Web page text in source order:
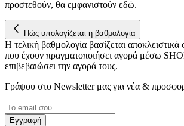
προστεθούν, θα εμφανιστούν εδώ.
Πώς υπολογίζεται η βαθμολογία
Η τελική βαθμολογία βασίζεται αποκλειστικά
που έχουν πραγματοποιήσει αγορά μέσω
επιβεβαιώσει την αγορά τους.
Γράψου στο Νewsletter μας για νέα &
Εγγραφή